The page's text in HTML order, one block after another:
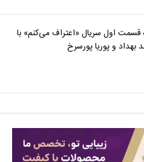
قسمت اول سریال «اعتراف می‌کنم» با
بهداد و پوریا پورسرخ